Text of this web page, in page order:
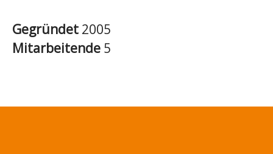
Gegründet 2005
Mitarbeitende 5